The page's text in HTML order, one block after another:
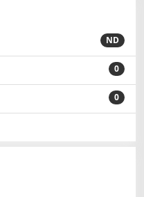
ND
0
0